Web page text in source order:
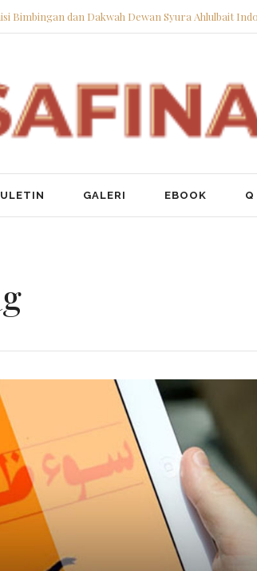
Bimbingan dan Dakwah Dewan Syura Ahlulbait
GALERI EBOOK Q